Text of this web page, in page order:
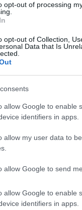
opt-out of processing
opt-out of Collection,
Data that Is
allow Google to enable
identifiers in apps.
allow my user data to
allow Google to send
allow Google to enable
identifiers in apps.
és Erez
Press
is
övezetben.